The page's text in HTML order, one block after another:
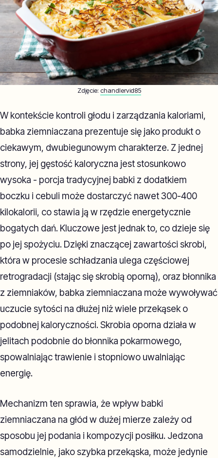
Zdjęcie: chandlervid85
W kontekście kontroli głodu i zarządzania kaloriami,
babka ziemniaczana prezentuje się jako produkt o
ciekawym, dwubiegunowym charakterze. Z jednej
strony, jej gęstość kaloryczna jest stosunkowo
wysoka - porcja tradycyjnej babki z dodatkiem
boczku i cebuli może dostarczyć nawet 300-400
kilokalorii, co stawia ją w rzędzie energetycznie
bogatych dań. Kluczowe jest jednak to, co dzieje się
po jej spożyciu. Dzięki znaczącej zawartości skrobi,
która w procesie schładzania ulega częściowej
retrogradacji (stając się skrobią oporną), oraz błonnika
z ziemniaków, babka ziemniaczana może wywoływać
uczucie sytości na dłużej niż wiele przekąsek o
podobnej kaloryczności. Skrobia oporna działa w
jelitach podobnie do błonnika pokarmowego,
spowalniając trawienie i stopniowo uwalniając
energię.
Mechanizm ten sprawia, że wpływ babki
ziemniaczana na głód w dużej mierze zależy od
sposobu jej podania i kompozycji posiłku. Jedzona
samodzielnie, jako szybka przekąska, może jedynie